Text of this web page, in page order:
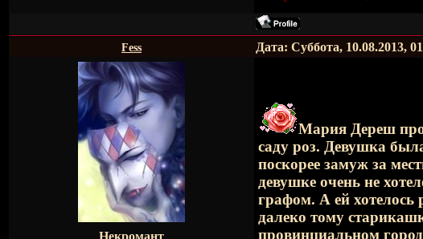
Fess Дата: Суббота, 10.08.2013,
Некромант
Мария Дереш
саду роз. Девушка
поскорее замуж за
девушке очень не
графом. А ей
далеко тому
провинциальном